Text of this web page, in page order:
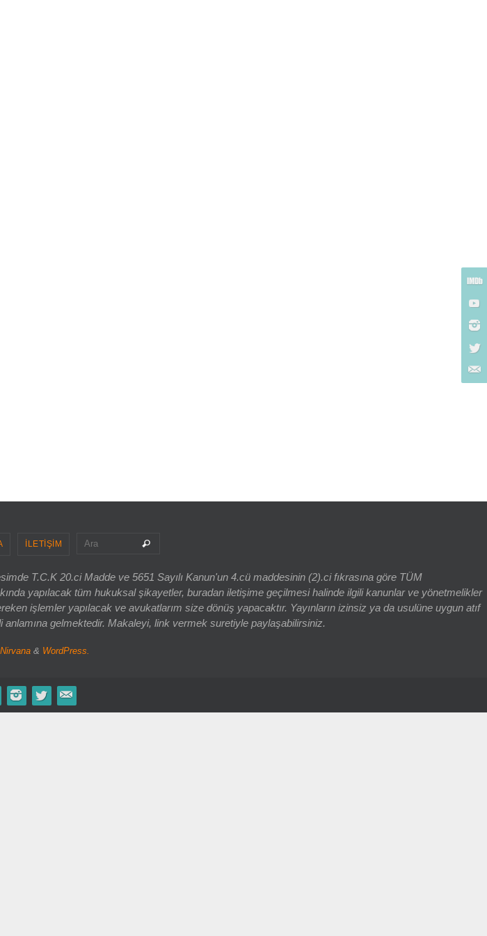
İLETİŞİM Ara
T.C.K 20.ci Madde ve 5651 Sayılı Kanun'un 4.cü maddesinin (2).ci fıkrasına göre TÜM
yapılacak tüm hukuksal şikayetler, buradan iletişime geçilmesi halinde ilgili kanunlar ve yönetmelikler
işlemler yapılacak ve avukatlarım size dönüş yapacaktır. Yayınların izinsiz ya da usulüne uygun atıf
anlamına gelmektedir. Makaleyi, link vermek suretiyle paylaşabilirsiniz.
Nirvana& WordPress.